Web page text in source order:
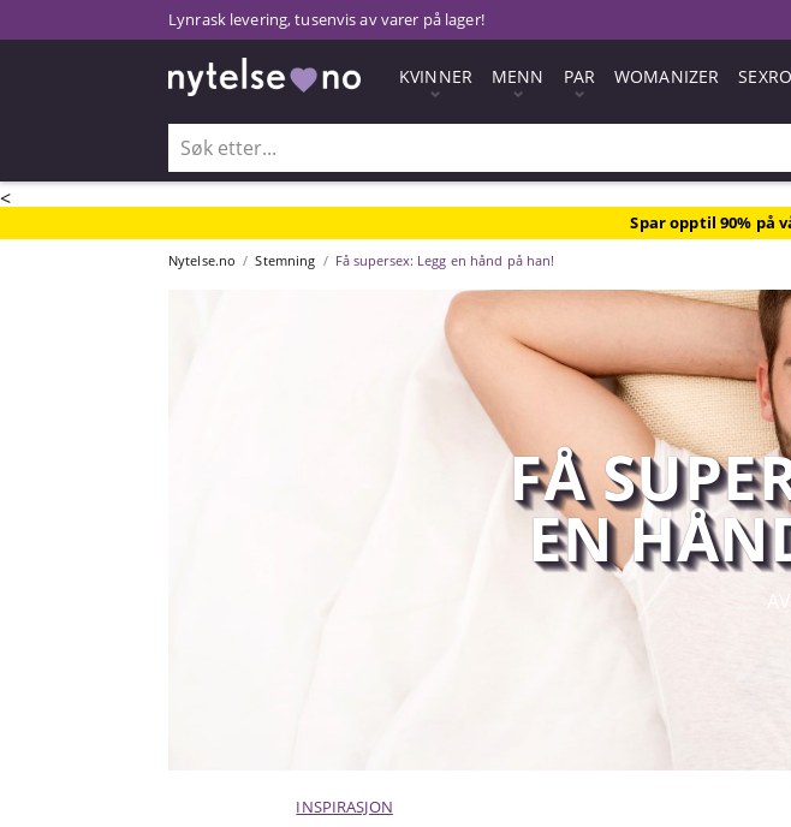
<
Lynrask levering, tusenvis av varer på lager!
KVINNER MENN PAR WOMANIZER
Spar opptil 90% på
Nytelse.no Stemning Få supersex: Legg en hånd på han!
FÅ
EN
INSPIRASJON